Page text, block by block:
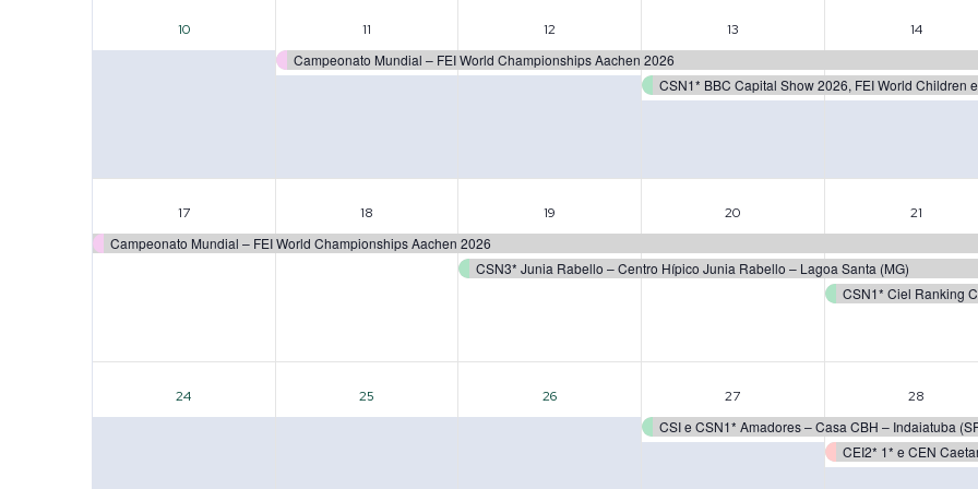
0
evento,
10
1
evento,
11
Campeonato Mundial – FEI World Championships Aachen 2026
1
evento,
12
2
eventos,
13
CSN1* BBC Capital Show 2026, FEI World Children
2
14
1
evento,
17
Campeonato Mundial – FEI World Championships Aachen 2026
1
evento,
18
2
eventos,
19
CSN3* Junia Rabello – Centro Hípico Junia Rabello – Lagoa Santa (MG)
2
eventos,
20
3
21
0
evento,
24
0
evento,
25
0
evento,
26
1
evento,
27
CSI e CSN1* Amadores – Casa CBH – Indaiatuba
2
28
CEI2* 1* e CEN